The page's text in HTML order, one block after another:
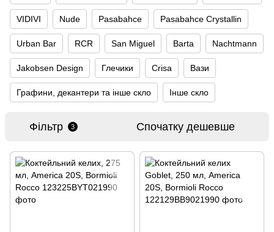
VIDIVI Nude Pasabahce Pasabahce Crystallin
Urban Bar RCR San Miguel Barta Nachtmann
Jakobsen Design Глечики Crisa Вази
Графини, декантери та інше скло Інше скло
Фільтр 3 Спочатку дешевше